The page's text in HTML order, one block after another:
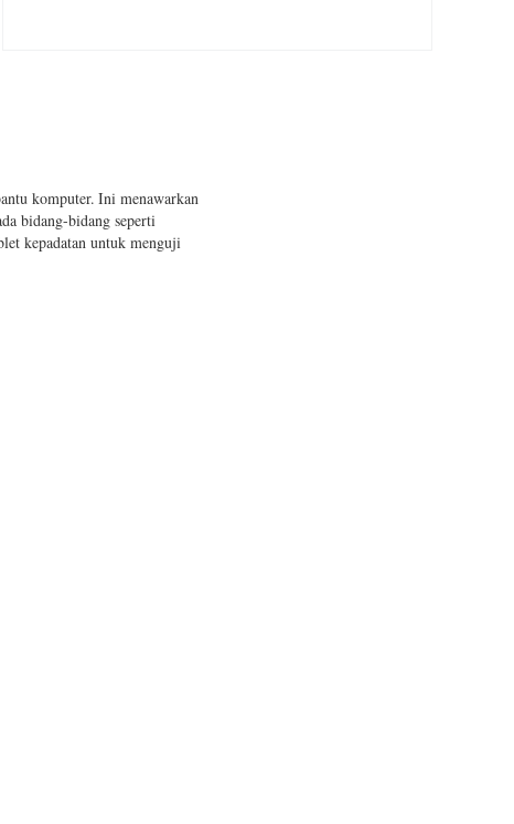
komputer. Ini menawarkan
bidang-bidang seperti
kepadatan untuk menguji